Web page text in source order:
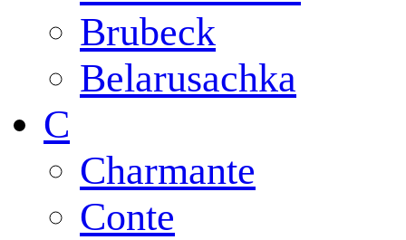
Brubeck
Belarusachka
C
Charmante
Conte